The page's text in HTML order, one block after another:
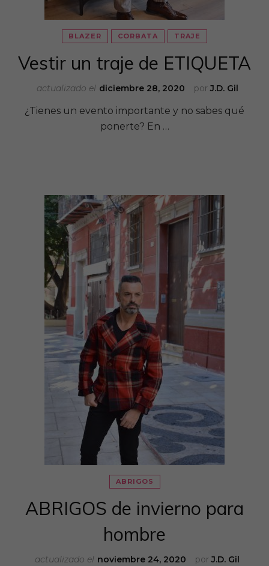
BLAZER CORBATA TRAJE
Vestir un traje de ETIQUETA
porJ.D. Gil
actualizado el diciembre 28, 2020
¿Tienes un evento importante y no sabes qué
ponerte? En …
ABRIGOS
ABRIGOS de invierno para
hombre
porJ.D. Gil
actualizado el noviembre 24, 2020